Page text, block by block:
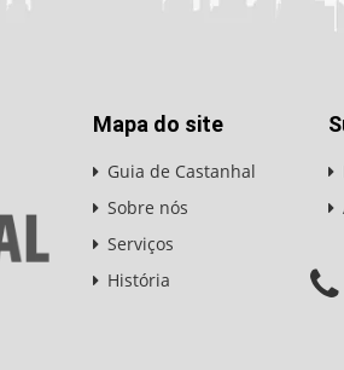
Mapa do site
Guia de Castanhal
Sobre nós
Serviços
História